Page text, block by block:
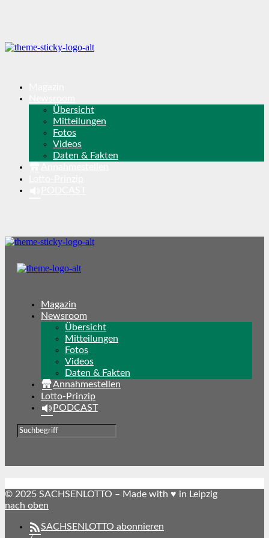
Übersicht
Mitteilungen
Fotos
Videos
Daten & Fakten
Magazin
Newsroom
Übersicht
Mitteilungen
Fotos
Videos
Daten & Fakten
Annahmestellen
Lotto-Prinzip
PODCAST
© 2025 SACHSENLOTTO – Made with ♥ in Leipzig
nach oben
SACHSENLOTTO abonnieren